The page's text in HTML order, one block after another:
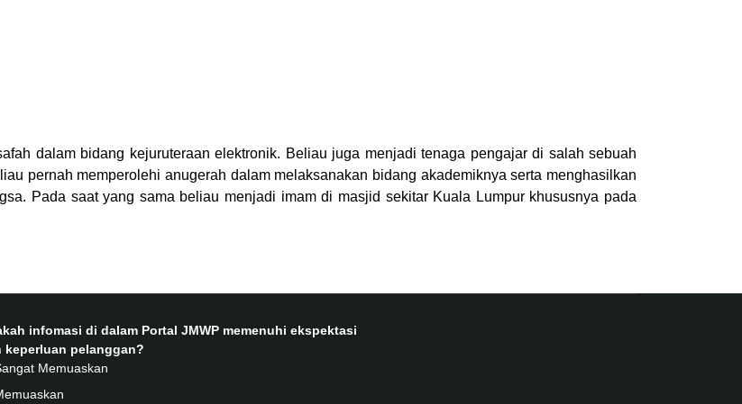
dalam bidang kejuruteraan elektronik. Beliau juga menjadi tenaga pengajar di salah sebuah
pernah memperolehi anugerah dalam melaksanakan bidang akademiknya serta menghasilkan
Pada saat yang sama beliau menjadi imam di masjid sekitar Kuala Lumpur khususnya pada
infomasi di dalam Portal JMWP memenuhi ekspektasi
keperluan pelanggan?
Memuaskan